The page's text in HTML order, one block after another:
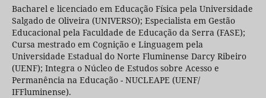
Bacharel e licenciado em Educação Física pela Universidade
Salgado de Oliveira (UNIVERSO); Especialista em Gestão
Educacional pela Faculdade de Educação da Serra (FASE);
Cursa mestrado em Cognição e Linguagem pela
Universidade Estadual do Norte Fluminense Darcy Ribeiro
(UENF); Integra o Núcleo de Estudos sobre Acesso e
Permanência na Educação - NUCLEAPE (UENF/
IFFluminense).